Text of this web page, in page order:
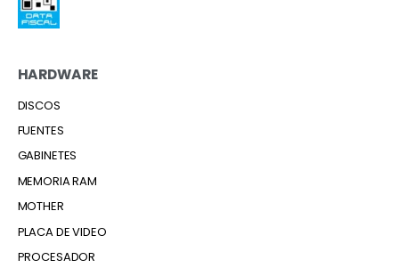
HARDWARE
DISCOS
FUENTES
GABINETES
MEMORIA RAM
MOTHER
PLACA DE VIDEO
PROCESADOR